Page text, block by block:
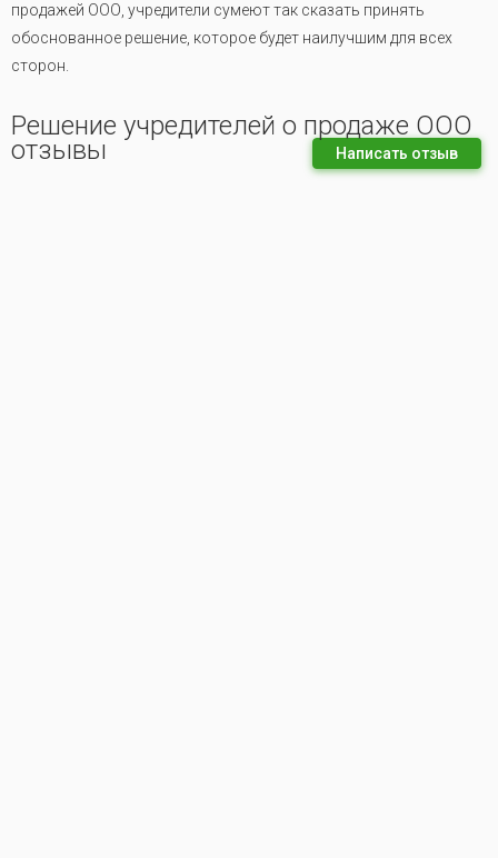
продажей ООО, учредители сумеют так сказать принять
обоснованное решение, которое будет наилучшим для всех
сторон.
Решение учредителей о продаже ООО
отзывы Написать отзыв